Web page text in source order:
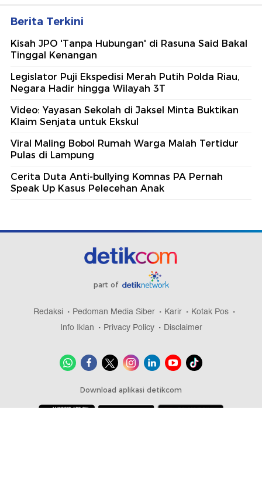
Berita Terkini
Kisah JPO 'Tanpa Hubungan' di Rasuna Said Bakal
Tinggal Kenangan
Legislator Puji Ekspedisi Merah Putih Polda Riau,
Negara Hadir hingga Wilayah 3T
Video: Yayasan Sekolah di Jaksel Minta Buktikan
Klaim Senjata untuk Ekskul
Viral Maling Bobol Rumah Warga Malah Tertidur
Pulas di Lampung
Cerita Duta Anti-bullying Komnas PA Pernah
Speak Up Kasus Pelecehan Anak
part of
Redaksi Pedoman Media Siber Karir
Kotak Pos
Info Iklan
Privacy Policy Disclaimer
Download aplikasi detikcom